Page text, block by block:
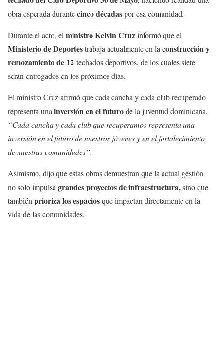
obra esperada durantecinco décadaspor esa comunidad.
Durante el acto, el ministro Kelvin Cruzinformó que el
Ministerio de Deportestrabaja actualmente en la construcción y
remozamiento de 12 techados deportivos, de los cuales siete
serán entregados en los próximos días.
El ministro Cruz afirmó que cada cancha y cada club recuperado
representa una inversión en el futurode la juventud dominicana.
“Cada cancha y cada club que recuperamos representa una
inversión en el futuro de nuestros jóvenes y en el fortalecimiento
de nuestras comunidades”.
Asimismo, dijo que estas obras demuestran que la actual gestión
no solo impulsa grandes proyectos de infraestructura,sino que
también prioriza los espaciosque impactan directamente en la
vida de las comunidades.